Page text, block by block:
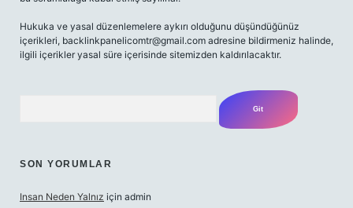
Hukuka ve yasal düzenlemelere aykırı olduğunu düşündüğünüz
içerikleri, backlinkpanelicomtr@gmail.com adresine bildirmeniz halinde,
ilgili içerikler yasal süre içerisinde sitemizden kaldırılacaktır.
SON YORUMLAR
Insan Neden Yalnız için admin